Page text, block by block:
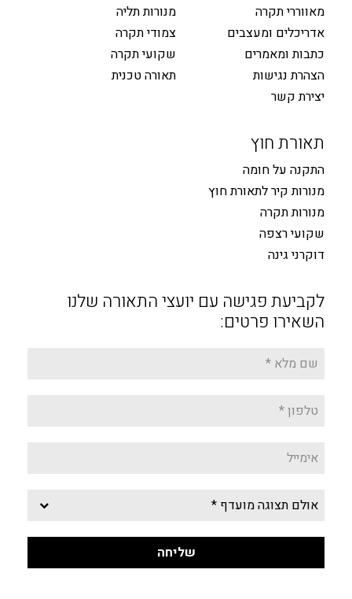
מאווררי תקרה
אדריכלים ומעצבים
כתבות ומאמרים
הצהרת נגישות
יצירת קשר
מנורות תליה
צמודי תקרה
שקועי תקרה
תאורה טכנית
תאורת חוץ
התקנה על חומה
מנורות קיר לתאורת חוץ
מנורות תקרה
שקועי רצפה
דוקרני גינה
לקביעת פגישה עם יועצי התאורה שלנו
השאירו פרטים: